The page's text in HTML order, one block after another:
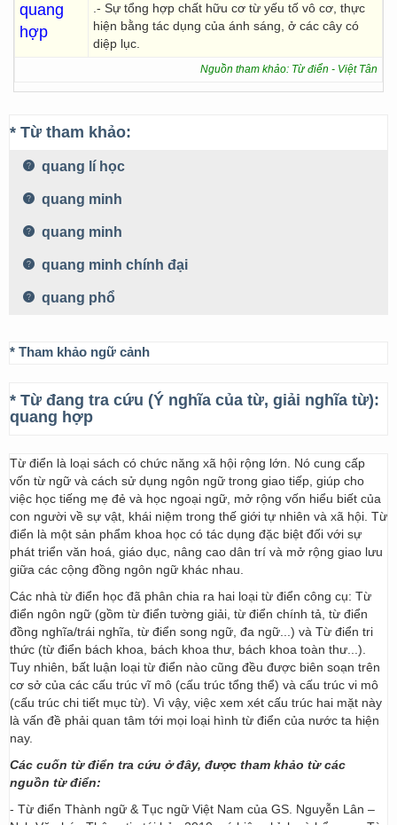
quang
hợp
.- Sự tổng hợp chất hữu cơ từ yếu tố vô cơ, thực
hiện bằng tác dụng của ánh sáng, ở các cây có
diệp lục.
Nguồn tham khảo: Từ điển - Việt Tân
* Từ tham khảo:
quang lí học
quang minh
quang minh
quang minh chính đại
quang phổ
* Tham khảo ngữ cảnh
* Từ đang tra cứu (Ý nghĩa của từ, giải nghĩa từ):
quang hợp
Từ điển là loại sách có chức năng xã hội rộng lớn. Nó cung cấp
vốn từ ngữ và cách sử dụng ngôn ngữ trong giao tiếp, giúp cho
việc học tiếng mẹ đẻ và học ngoại ngữ, mở rộng vốn hiểu biết của
con người về sự vật, khái niệm trong thế giới tự nhiên và xã hội. Từ
điển là một sản phẩm khoa học có tác dụng đặc biệt đối với sự
phát triển văn hoá, giáo dục, nâng cao dân trí và mở rộng giao lưu
giữa các cộng đồng ngôn ngữ khác nhau.
Các nhà từ điển học đã phân chia ra hai loại từ điển công cụ: Từ
điển ngôn ngữ (gồm từ điển tường giải, từ điển chính tả, từ điển
đồng nghĩa/trái nghĩa, từ điển song ngữ, đa ngữ...) và Từ điển tri
thức (từ điển bách khoa, bách khoa thư, bách khoa toàn thư...).
Tuy nhiên, bất luận loại từ điển nào cũng đều được biên soạn trên
cơ sở của các cấu trúc vĩ mô (cấu trúc tổng thể) và cấu trúc vi mô
(cấu trúc chi tiết mục từ). Vì vậy, việc xem xét cấu trúc hai mặt này
là vấn đề phải quan tâm tới mọi loại hình từ điển của nước ta hiện
nay.
Các cuốn từ điển tra cứu ở đây, được tham khảo từ các
nguồn từ điển:
- Từ điển Thành ngữ & Tục ngữ Việt Nam của GS. Nguyễn Lân –